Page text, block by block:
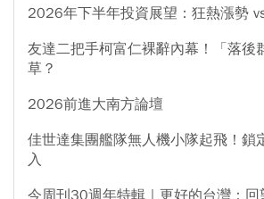
2026年下半年投資展望：狂熱漲勢
友達二把手柯富仁裸辭內幕！「落後
草？
2026前進大南方論壇
佳世達集團艦隊無人機小隊起飛！鎖
入
今周刊30週年特輯｜更好的台灣：